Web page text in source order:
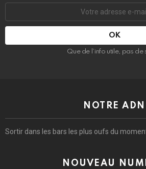
mail
Que de l’info utile, pas de
NOTRE ADN
Sortir dans les bars les plus oufs du
NOUVEAU